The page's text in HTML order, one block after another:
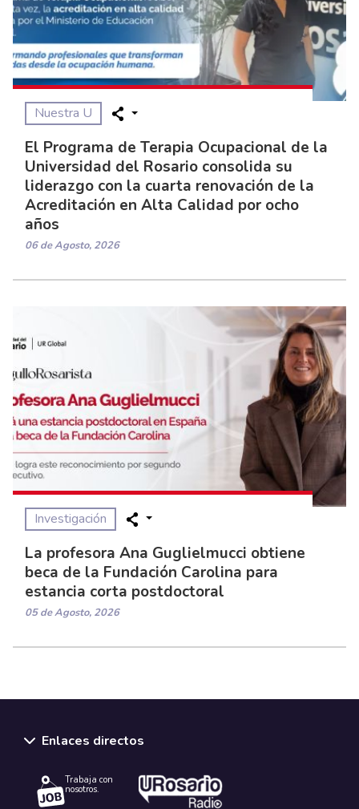
Nuestra U
El Programa de Terapia Ocupacional de la
Universidad del Rosario consolida su
liderazgo con la cuarta renovación de la
Acreditación en Alta Calidad por ocho
años
06 de Agosto, 2026
Investigación
La profesora Ana Guglielmucci obtiene
beca de la Fundación Carolina para
estancia corta postdoctoral
05 de Agosto, 2026
Enlaces directos
Trabaja con
nosotros.